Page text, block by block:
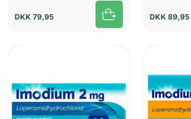
DKK 79,95 DKK 89,95